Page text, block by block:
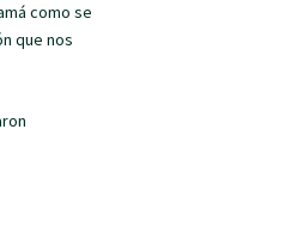
como se
que nos